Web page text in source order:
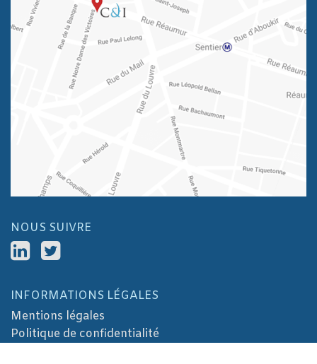
NOUS SUIVRE
INFORMATIONS LÉGALES
Mentions légales
Politique de confidentialité